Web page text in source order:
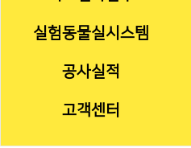
실험동물실시스템
공사실적
고객센터